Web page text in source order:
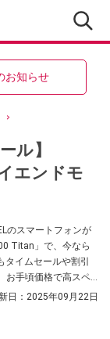
お知らせ
ル】
エンドモ
のスマートフォンが
Titan」で、今なら
イムセールや割引
お手頃価格で高スペ
さいね。
日： 2025年09月22日